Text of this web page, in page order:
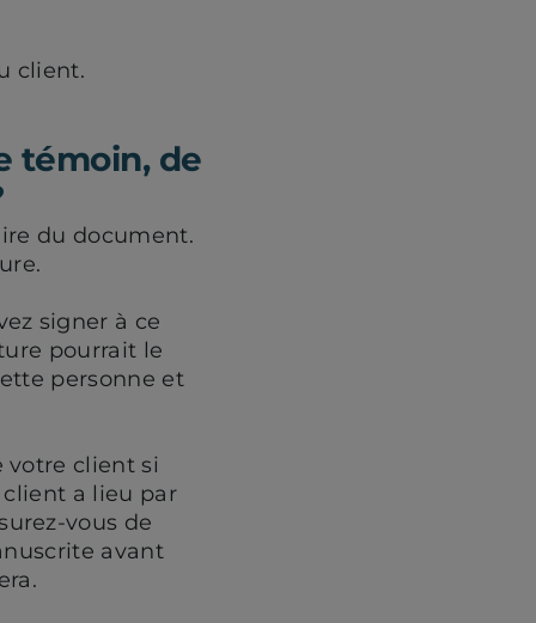
client.
témoin, de
du document.
signer à ce
pourrait le
personne et
votre client si
client a lieu par
vous de
avant